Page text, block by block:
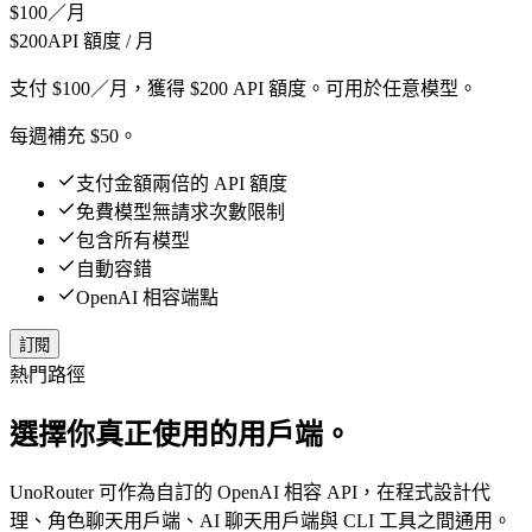
$100／月
$200API 額度 / 月
支付 $100／月，獲得 $200 API 額度。可用於任意模型。
每週補充 $50。
支付金額兩倍的 API 額度
免費模型無請求次數限制
包含所有模型
自動容錯
OpenAI 相容端點
訂閱
熱門路徑
選擇你真正使用的用戶端。
UnoRouter 可作為自訂的 OpenAI 相容 API，在程式設計代
理、角色聊天用戶端、AI 聊天用戶端與 CLI 工具之間通用。